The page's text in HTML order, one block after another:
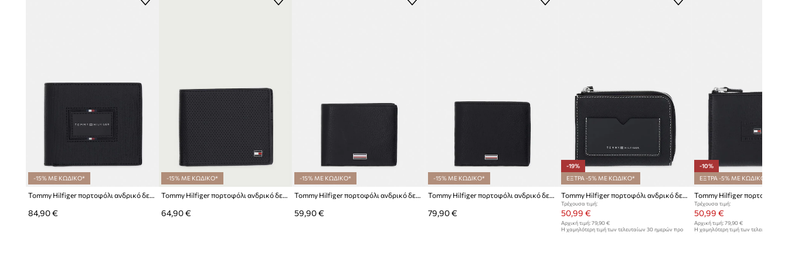
-15% ΜΕ ΚΩΔΙΚΟ*
Tommy Hilfiger πορτοφόλι ανδρικό δερμάτινο
84,90 €
-15% ΜΕ ΚΩΔΙΚΟ*
Tommy Hilfiger πορτοφόλι ανδρικό δερμάτινο
64,90 €
-15% ΜΕ ΚΩΔΙΚΟ*
Tommy Hilfiger πορτοφόλι ανδρικό δερμάτινο
59,90 €
-15% ΜΕ ΚΩΔΙΚΟ*
Tommy Hilfiger πορτοφόλι ανδρικό δερμάτινο
79,90 €
-19%
ΕΞΤΡΑ -5% ΜΕ ΚΩΔΙΚΟ*
Tommy Hilfiger πορτοφόλι ανδρικό δερμάτινο
Τρέχουσα τιμή:
50,99 €
Αρχική τιμή:79,90 €
Η χαμηλότερη τιμή των τελευταίων 30 ημερών προ
-10%
ΕΞΤΡΑ -5% ΜΕ ΚΩΔΙΚΟ*
Τρέχουσα τιμή:
50,99 €
Αρχική τιμή: 79,90 €
Η χαμηλότερη τιμή των τελευταίων